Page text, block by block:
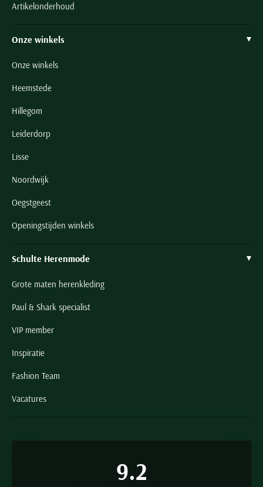
Artikelonderhoud
Onze winkels
Onze winkels
Heemstede
Hillegom
Leiderdorp
Lisse
Noordwijk
Oegstgeest
Openingstijden winkels
Schulte Herenmode
Grote maten herenkleding
Paul & Shark specialist
VIP member
Inspiratie
Fashion Team
Vacatures
9.2